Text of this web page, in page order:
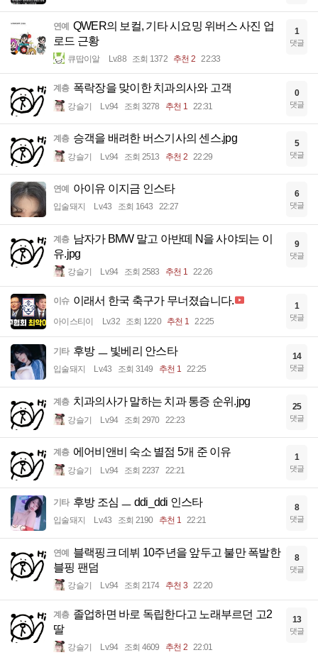
연예
QWER의 보컬, 기타 시요밍 위버스 사진 업
로드 근황
큐땁이알 Lv.88 조회 1372 추천 2 22:33
1
댓글
계층 폭락장을 맞이한 치과의사와 고객
강슬기 Lv.94 조회 3278 추천 1 22:31
0
댓글
계층 승객을 배려한 버스기사의 센스.jpg
강슬기 Lv.94 조회 2513 추천 2 22:29
5
댓글
연예 아이유 이지금 인스타
입술돼지 Lv.43 조회 1643 22:27
6
댓글
계층 남자가 BMW 말고 아반떼 N을 사야되는 이
유.jpg
강슬기 Lv.94 조회 2583 추천 1 22:26
9
댓글
이슈 이래서 한국 축구가 무너졌습니다.
아이스티이 Lv.32 조회 1220 추천 1 22:25
1
댓글
기타 후방 ㅡ 빛베리 안스타
입술돼지 Lv.43 조회 3149 추천 1 22:25
14
댓글
계층 치과의사가 말하는 치과 통증 순위.jpg
강슬기 Lv.94 조회 2970 22:23
25
댓글
계층 에어비앤비 숙소 별점 5개 준 이유
강슬기 Lv.94 조회 2237 22:21
1
댓글
기타 후방 조심 ㅡ ddi_ddi 인스타
입술돼지 Lv.43 조회 2190 추천 1 22:21
8
댓글
연예
블랙핑크 데뷔 10주년을 앞두고 불만 폭발한
블핑 팬덤
강슬기 Lv.94 조회 2174 추천 3 22:20
8
댓글
계층 졸업하면 바로 독립한다고 노래부르던 고2
딸
강슬기 Lv.94 조회 4609 추천 2 22:01
13
댓글